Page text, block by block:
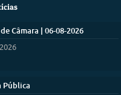
Câmara | 06-08-2026
Pública